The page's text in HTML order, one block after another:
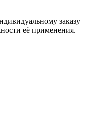
заказу
её применения.